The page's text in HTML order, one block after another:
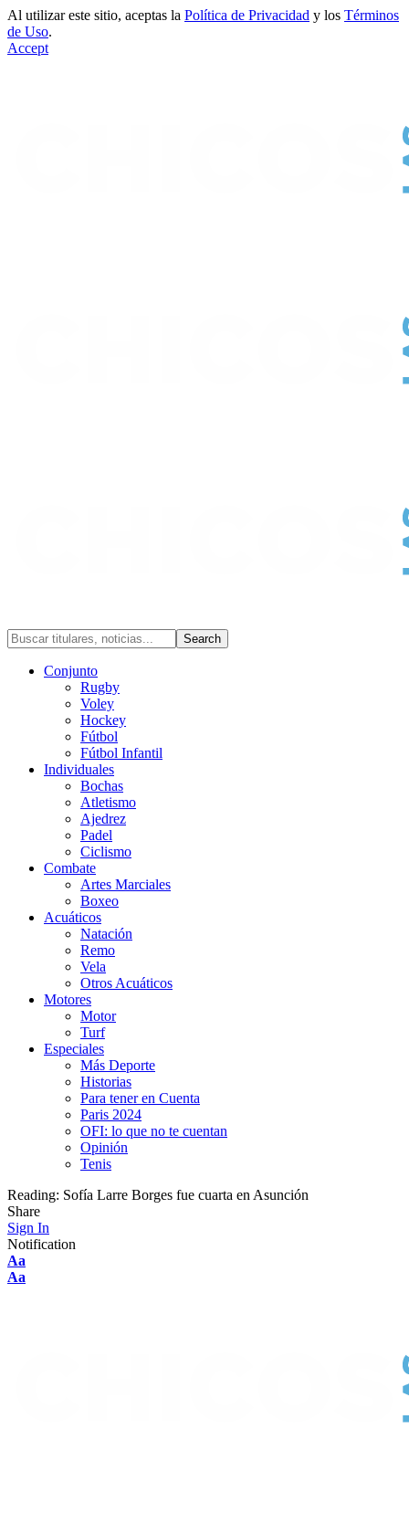
Al utilizar este sitio, aceptas la Política de Privacidad y los Términos
de Uso.
Accept
Conjunto
Rugby
Voley
Hockey
Fútbol
Fútbol Infantil
Individuales
Bochas
Atletismo
Ajedrez
Padel
Ciclismo
Combate
Artes Marciales
Boxeo
Acuáticos
Natación
Remo
Vela
Otros Acuáticos
Motores
Motor
Turf
Especiales
Más Deporte
Historias
Para tener en Cuenta
Paris 2024
OFI: lo que no te cuentan
Opinión
Tenis
Reading: Sofía Larre Borges fue cuarta en Asunción
Share
Sign In
Notification
Font
Resizer
Aa
Font
Aa